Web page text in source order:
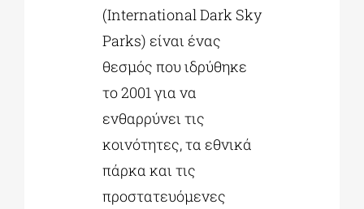
(International Dark Sky
Parks) είναι ένας
θεσμός που ιδρύθηκε
το 2001 για να
ενθαρρύνει τις
κοινότητες, τα εθνικά
πάρκα και τις
προστατευόμενες